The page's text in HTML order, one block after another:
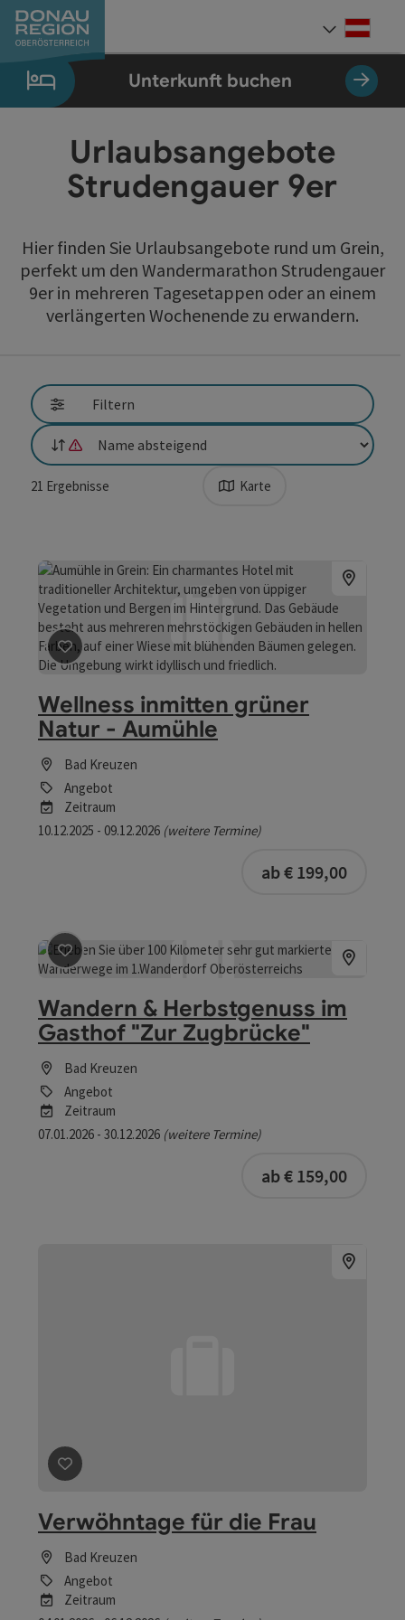
Zum Inhalt
Zur Navigation
Zum Seitenanfang
Zur Kontaktseite
Zum Impressum
Zur Startseite
Unterkunft buchen
Urlaubsangebote
Strudengauer 9er
Hier finden Sie Urlaubsangebote rund um Grein,
perfekt um den Wandermarathon Strudengauer
9er in mehreren Tagesetappen oder an einem
verlängerten Wochenende zu erwandern.
Filtern
Sortierung
Die Sortierung nach Entfernung ist nicht möglich, da
21 Ergebnisse Karte
Beitrag merken: Wellness inmitten grüner Natur -
Wellness inmitten grüner
Natur - Aumühle
Bad Kreuzen
Angebot
Zeitraum
10.12.2025 - 09.12.2026 (weitere Termine)
ab € 199,00
Beitrag merken: Wandern & Herbstgenuss im Gasthof
Wandern & Herbstgenuss im
Gasthof "Zur Zugbrücke"
Bad Kreuzen
Angebot
Zeitraum
07.01.2026 - 30.12.2026 (weitere Termine)
ab € 159,00
Beitrag merken
Verwöhntage für die Frau
Bad Kreuzen
Angebot
Zeitraum